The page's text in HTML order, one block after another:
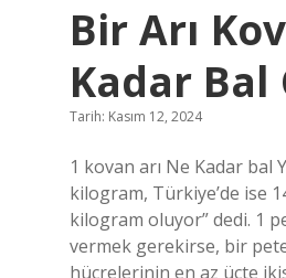
Bir Arı
Kadar Bal
Tarih: Kasım 12, 2024
1 kovan arı Ne Kadar bal
kilogram, Türkiye’de ise
kilogram oluyor” dedi. 1
vermek gerekirse, bir
hücrelerinin en az üçte